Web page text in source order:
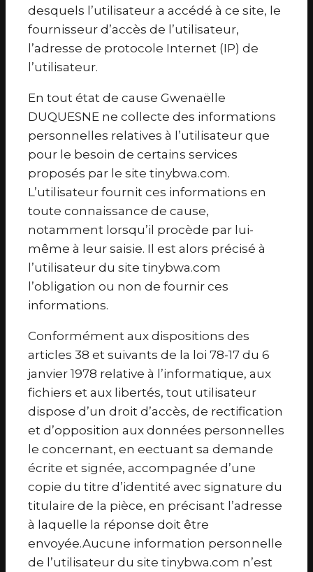
desquels l’utilisateur a accédé à ce site, le
fournisseur d’accès de l’utilisateur,
l’adresse de protocole Internet (IP) de
l’utilisateur.
En tout état de cause Gwenaëlle
DUQUESNE ne collecte des informations
personnelles relatives à l’utilisateur que
pour le besoin de certains services
proposés par le site tinybwa.com.
L’utilisateur fournit ces informations en
toute connaissance de cause,
notamment lorsqu’il procède par lui-
même à leur saisie. Il est alors précisé à
l’utilisateur du site tinybwa.com
l’obligation ou non de fournir ces
informations.
Conformément aux dispositions des
articles 38 et suivants de la loi 78-17 du 6
janvier 1978 relative à l’informatique, aux
fichiers et aux libertés, tout utilisateur
dispose d’un droit d’accès, de rectification
et d’opposition aux données personnelles
le concernant, en eectuant sa demande
écrite et signée, accompagnée d’une
copie du titre d’identité avec signature du
titulaire de la pièce, en précisant l’adresse
à laquelle la réponse doit être
envoyée.Aucune information personnelle
de l’utilisateur du site tinybwa.com n’est